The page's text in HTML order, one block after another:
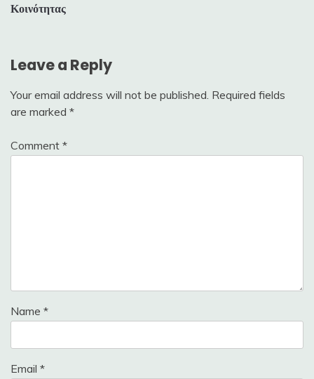
Κοινότητας
Leave a Reply
Your email address will not be published. Required fields
are marked *
Comment *
Name *
Email *